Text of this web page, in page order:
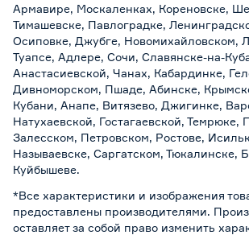
Армавире, Москаленках, Кореновске,
Тимашевске, Павлоградке,
Осиповке, Джубге, Новомихайловском,
Туапсе, Адлере, Сочи, Славянске-на-
Анастасиевской, Чанах, Кабардинке,
Дивноморском, Пшаде, Абинске,
Кубани, Анапе, Витязево, Джигинке,
Натухаевской, Гостагаевской, Темрюке,
Залесском, Петровском, Ростове,
Называевске, Саргатском, Тюкалинске,
Куйбышеве.
*Все характеристики и изображения
предоставлены производителями.
оставляет за собой право изменить